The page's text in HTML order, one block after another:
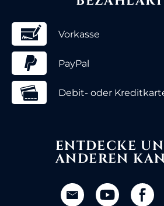
Vorkasse
PayPal
Debit- oder
ENTDECKE
ANDEREN